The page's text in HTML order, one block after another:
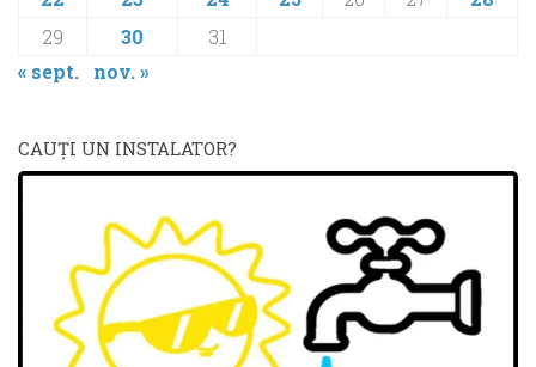
29
30
31
« sept.
nov. »
CAUŢI UN INSTALATOR?